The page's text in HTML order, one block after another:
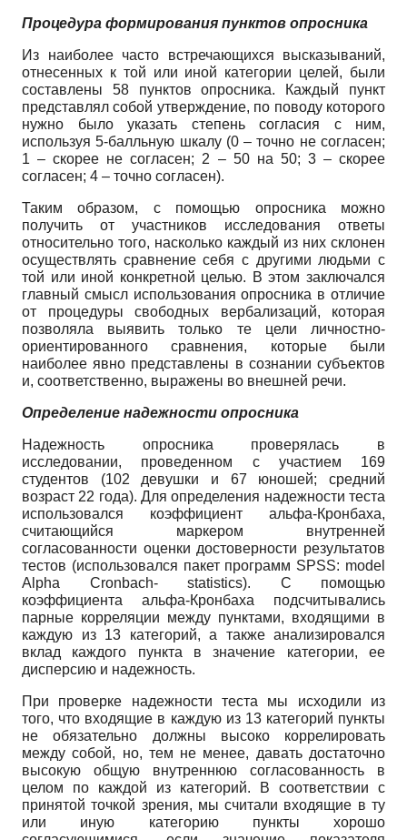
Процедура формирования пунктов опросника
Из наиболее часто встречающихся высказываний,
отнесенных к той или иной категории целей, были
составлены 58 пунктов опросника. Каждый пункт
представлял собой утверждение, по поводу которого
нужно было указать степень согласия с ним,
используя 5-балльную шкалу (0 – точно не согласен;
1 – скорее не согласен; 2 – 50 на 50; 3 – скорее
согласен; 4 – точно согласен).
Таким образом, с помощью опросника можно
получить от участников исследования ответы
относительно того, насколько каждый из них склонен
осуществлять сравнение себя с другими людьми с
той или иной конкретной целью. В этом заключался
главный смысл использования опросника в отличие
от процедуры свободных вербализаций, которая
позволяла выявить только те цели личностно-
ориентированного сравнения, которые были
наиболее явно представлены в сознании субъектов
и, соответственно, выражены во внешней речи.
Определение надежности опросника
Надежность опросника проверялась в
исследовании, проведенном с участием 169
студентов (102 девушки и 67 юношей; средний
возраст 22 года). Для определения надежности теста
использовался коэффициент альфа-Кронбаха,
считающийся маркером внутренней
согласованности оценки достоверности результатов
тестов (использовался пакет программ SPSS: model
Alpha Cronbach- statistics). С помощью
коэффициента альфа-Кронбаха подсчитывались
парные корреляции между пунктами, входящими в
каждую из 13 категорий, а также анализировался
вклад каждого пункта в значение категории, ее
дисперсию и надежность.
При проверке надежности теста мы исходили из
того, что входящие в каждую из 13 категорий пункты
не обязательно должны высоко коррелировать
между собой, но, тем не менее, давать достаточно
высокую общую внутреннюю согласованность в
целом по каждой из категорий. В соответствии с
принятой точкой зрения, мы считали входящие в ту
или иную категорию пункты хорошо